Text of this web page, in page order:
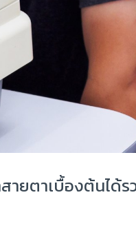
ยตาเบื้องต้นได้ร